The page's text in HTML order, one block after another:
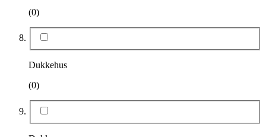
(0)
Dukkehus
(0)